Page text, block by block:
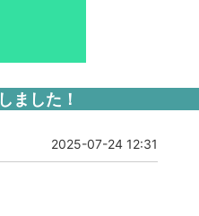
ました！
2025-07-24 12:31